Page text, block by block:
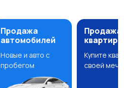
Продажа
автомобилей
Новые и авто с
пробегом
Продажа
квартир
Купите
своей